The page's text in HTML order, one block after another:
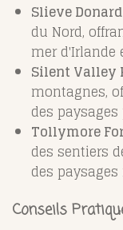
Slieve Donard
du Nord,
mer d'Irlande
Silent Valley
montagnes,
des
Tollymore
des sentiers
des
Conseils